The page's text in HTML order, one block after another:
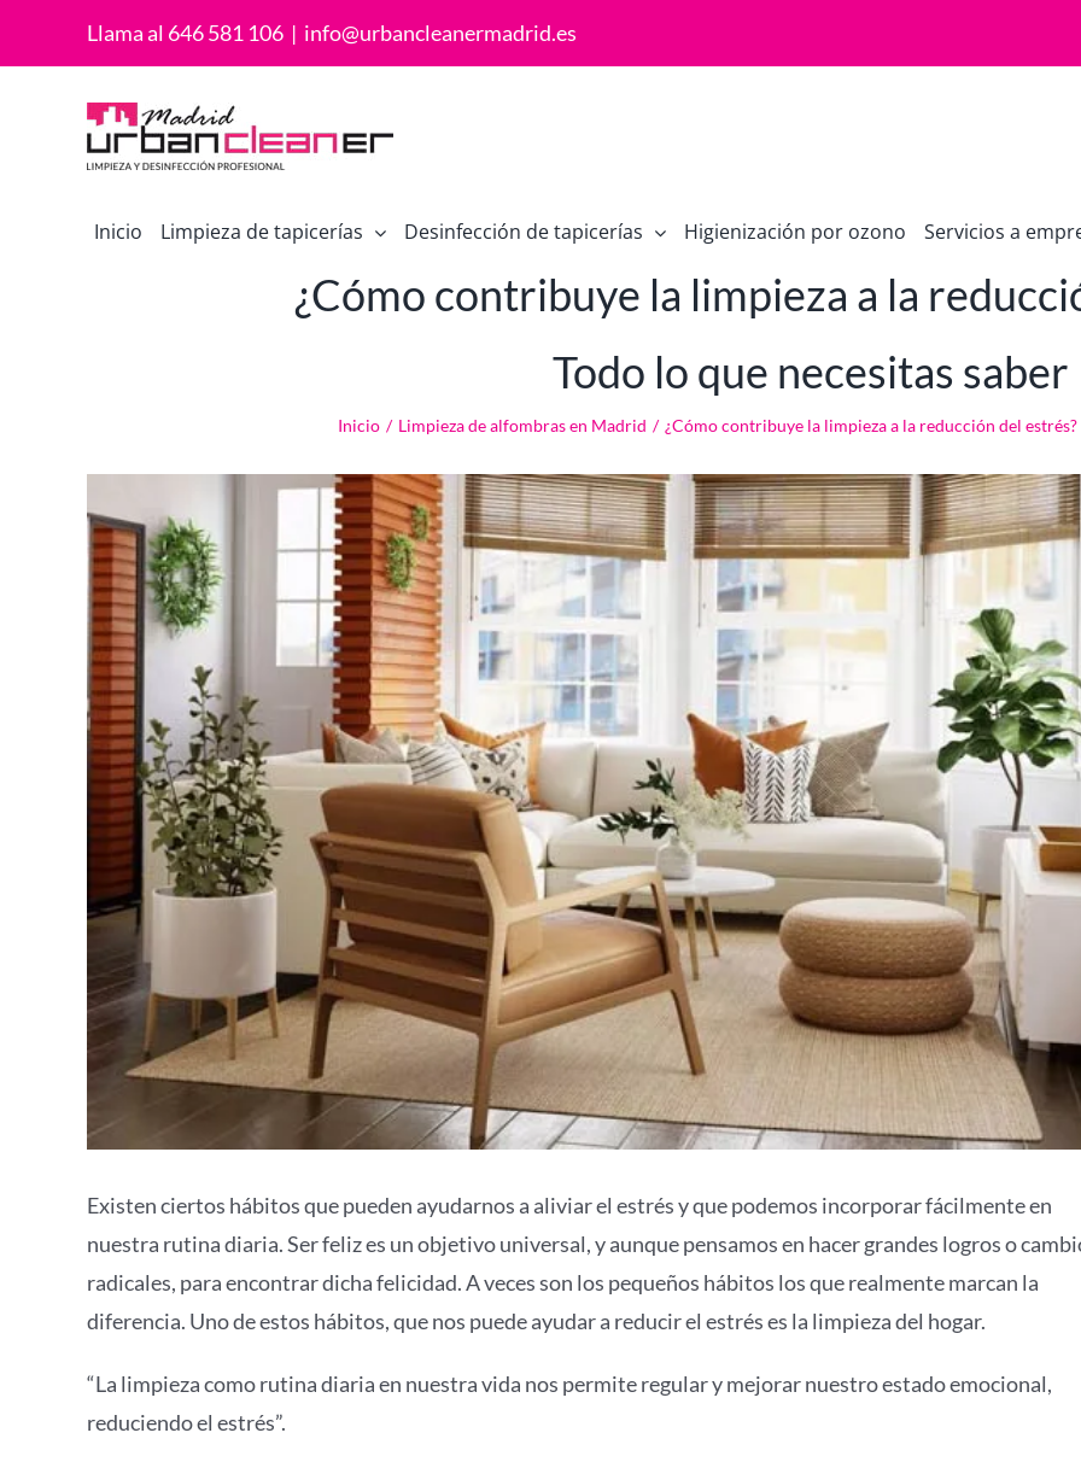
Llama al 646 581 106 | info@urbancleanermadrid.es
Inicio Limpieza de tapicerías Desinfección de tapicerías Higienización por ozono Servicios a
¿Cómo contribuye la limpieza a la
Todo lo que necesitas saber
Inicio / Limpieza de alfombras en Madrid / ¿Cómo contribuye la limpieza a la reducción del
Existen ciertos hábitos que pueden ayudarnos a aliviar el estrés y que podemos incorporar fácilmente en
nuestra rutina diaria. Ser feliz es un objetivo universal, y aunque pensamos en hacer grandes logros o
radicales, para encontrar dicha felicidad. A veces son los pequeños hábitos los que realmente marcan la
diferencia. Uno de estos hábitos, que nos puede ayudar a reducir el estrés es la limpieza del hogar.
“La limpieza como rutina diaria en nuestra vida nos permite regular y mejorar nuestro estado emocional,
reduciendo el estrés”.